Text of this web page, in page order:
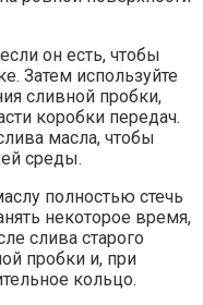
он есть, чтобы
Затем используйте
сливной пробки,
коробки передач.
масла, чтобы
среды.
полностью стечь
некоторое время,
слива старого
пробки и, при
кольцо.